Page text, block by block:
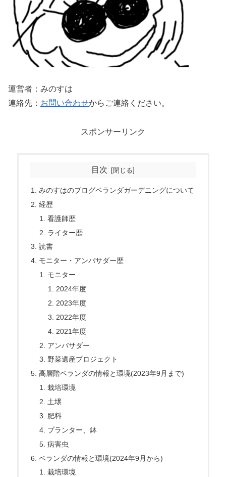
運営者：みのすは
連絡先： お問い合わせからご連絡ください。
スポンサーリンク
目次
みのすはのブログベランダガーデニングについて
経歴
看護師歴
ライター歴
読書
モニター・アンバサダー歴
モニター
2024年度
2023年度
2022年度
2021年度
アンバサダー
野菜遺産プロジェクト
高層階ベランダの情報と環境(2023年9月まで)
栽培環境
土壌
肥料
プランター、鉢
病害虫
ベランダの情報と環境(2024年9月から)
栽培環境